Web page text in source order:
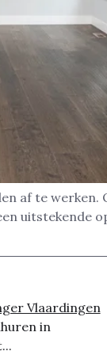
af te
uitstekende
Vlaardingen
in